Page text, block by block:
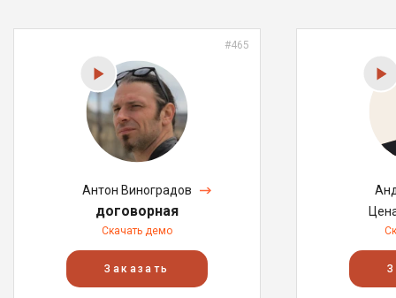
#465
Антон Виноградов
договорная
Скачать демо
Заказать